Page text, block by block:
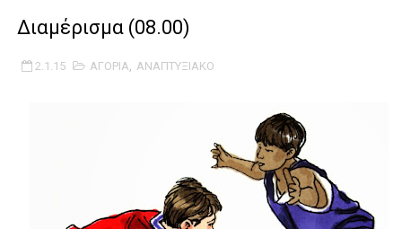
TEΛΙΚΟΣ ΚΥΠΕΛΛΟΥ: Κυπελλούχος ο Μανδραϊκός σε ματς
ΧΡΟΝΙΑ ΠΟΛΛΑ ΣΤΟ ΕΛΛΗΝΙΚΟ ΜΠΑΣΚΕΤ : 39Η ΕΠΕΤΕΙΟΣ ΑΠΟ
Ο δρόμος για τον 29ο τελικό κυπέλλου ανδρών ΕΣΚΑΝΑ
Διαμέρισμα (08.00)
2.1.15 ΑΓΟΡΙΑ, ΑΝΑΠΤΥΞΙΑΚΟ